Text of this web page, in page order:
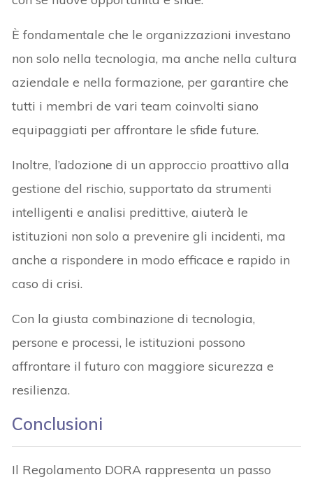
È fondamentale che le organizzazioni investano
non solo nella tecnologia, ma anche nella cultura
aziendale e nella formazione, per garantire che
tutti i membri de vari team coinvolti siano
equipaggiati per affrontare le sfide future.
Inoltre, l’adozione di un approccio proattivo alla
gestione del rischio, supportato da strumenti
intelligenti e analisi predittive, aiuterà le
istituzioni non solo a prevenire gli incidenti, ma
anche a rispondere in modo efficace e rapido in
caso di crisi.
Con la giusta combinazione di tecnologia,
persone e processi, le istituzioni possono
affrontare il futuro con maggiore sicurezza e
resilienza.
Conclusioni
Il Regolamento DORA rappresenta un passo